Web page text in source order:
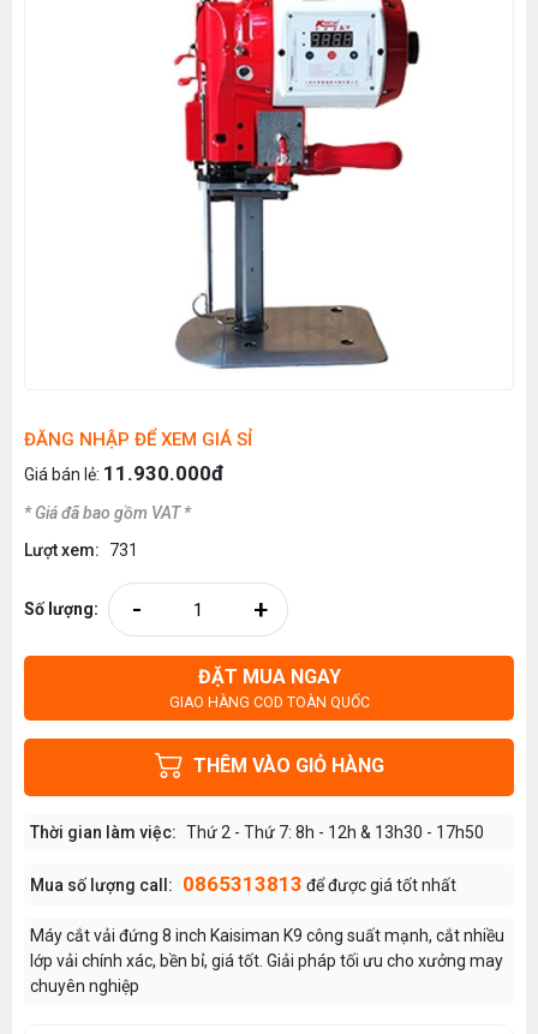
ĐĂNG NHẬP ĐỂ XEM GIÁ SỈ
Giá bán lẻ: 11.930.000đ
* Giá đã bao gồm VAT *
Lượt xem:
731
Số lượng: - +
ĐẶT MUA NGAY
GIAO HÀNG COD TOÀN QUỐC
THÊM VÀO GIỎ HÀNG
Thời gian làm việc: Thứ 2 - Thứ 7: 8h - 12h & 13h30 - 17h50
Mua số lượng call: 0865313813 để được giá tốt nhất
Máy cắt vải đứng 8 inch Kaisiman K9 công suất mạnh, cắt nhiều
lớp vải chính xác, bền bỉ, giá tốt. Giải pháp tối ưu cho xưởng may
chuyên nghiệp